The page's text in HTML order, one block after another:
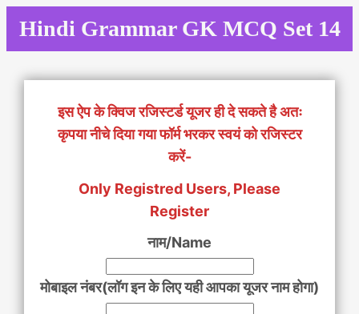
toHindi Grammar GK MCQ Set 14
इस ऐप के क्विज रजिस्टर्ड यूजर ही दे सकते है अतः
कृपया नीचे दिया गया फॉर्म भरकर स्वयं को रजिस्टर
करें-
Only Registred Users, Please
Register
नाम/Name
मोबाइल नंबर(लॉग इन के लिए यही आपका यूजर नाम होगा)